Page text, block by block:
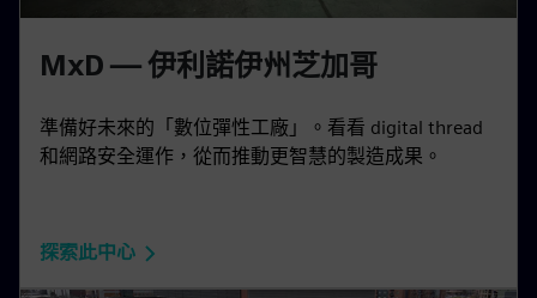
MxD — 伊利諾伊州芝加哥
準備好未來的「數位彈性工廠」。看看 digital thread
和網路安全運作，從而推動更智慧的製造成果。
探索此中心